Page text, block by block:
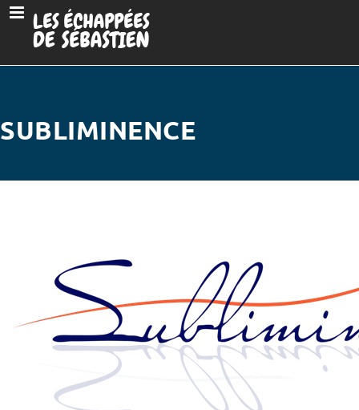
SUBLIMINENCE